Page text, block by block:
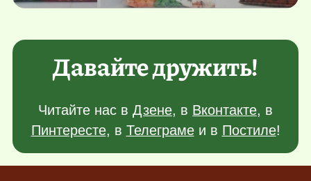
Давайте дружить!
Читайте нас в Дзене, в Вконтакте, в
Пинтересте, в Телеграмеи в Постиле!